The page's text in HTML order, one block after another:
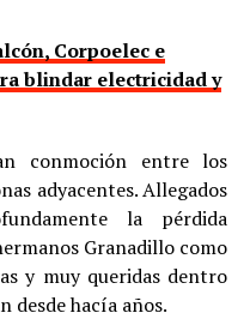
Corpoelec e
blindar electricidad y
conmoción entre los
adyacentes. Allegados
la pérdida
Granadillo como
y muy queridas dentro
desde hacía años.